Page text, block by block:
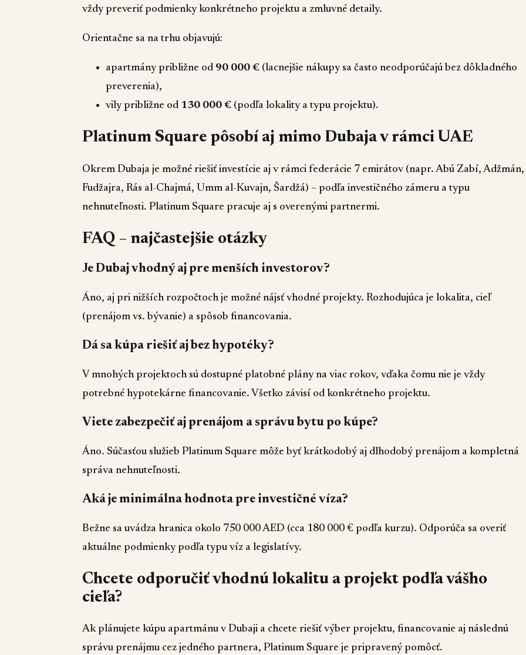
vždy preveriť podmienky konkrétneho projektu a zmluvné detaily.
Orientačne sa na trhu objavujú:
apartmány približne od 90 000 € (lacnejšie nákupy sa často neodporúčajú bez dôkladného
preverenia),
vily približne od 130 000 € (podľa lokality a typu projektu).
Platinum Square pôsobí aj mimo Dubaja v rámci UAE
Okrem Dubaja je možné riešiť investície aj v rámci federácie 7 emirátov (napr. Abú Zabí, Adžmán,
Fudžajra, Rás al-Chajmá, Umm al-Kuvajn, Šardžá) – podľa investičného zámeru a typu
nehnuteľnosti. Platinum Square pracuje aj s overenými partnermi.
FAQ – najčastejšie otázky
Je Dubaj vhodný aj pre menších investorov?
Áno, aj pri nižších rozpočtoch je možné nájsť vhodné projekty. Rozhodujúca je lokalita, cieľ
(prenájom vs. bývanie) a spôsob financovania.
Dá sa kúpa riešiť aj bez hypotéky?
V mnohých projektoch sú dostupné platobné plány na viac rokov, vďaka čomu nie je vždy
potrebné hypotekárne financovanie. Všetko závisí od konkrétneho projektu.
Viete zabezpečiť aj prenájom a správu bytu po kúpe?
Áno. Súčasťou služieb Platinum Square môže byť krátkodobý aj dlhodobý prenájom a kompletná
správa nehnuteľnosti.
Aká je minimálna hodnota pre investičné víza?
Bežne sa uvádza hranica okolo 750 000 AED (cca 180 000 € podľa kurzu). Odporúča sa overiť
aktuálne podmienky podľa typu víz a legislatívy.
Chcete odporučiť vhodnú lokalitu a projekt podľa vášho
cieľa?
Ak plánujete kúpu apartmánu v Dubaji a chcete riešiť výber projektu, financovanie aj následnú
správu prenájmu cez jedného partnera, Platinum Square je pripravený pomôcť.